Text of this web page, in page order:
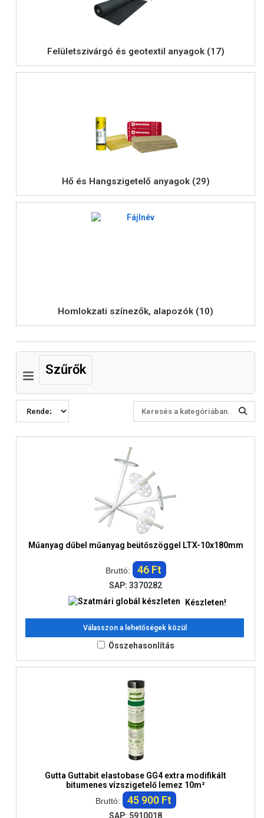
Felületszivárgó és geotextil anyagok (17)
Hő és Hangszigetelő anyagok (29)
Homlokzati színezők, alapozók (10)
Szűrők
Műanyag dűbel műanyag beütőszöggel LTX-10x180mm
Bruttó: 46 Ft
SAP: 3370282
Készleten!
Válasszon a lehetőségek közül
Összehasonlítás
Gutta Guttabit elastobase GG4 extra modifikált
bitumenes vízszigetelő lemez 10m²
Bruttó:
45 900 Ft
SAP: 5910018